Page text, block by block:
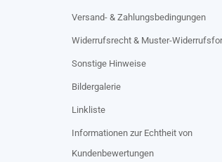
Versand- & Zahlungsbedingungen
Widerrufsrecht & Muster-
Sonstige Hinweise
Bildergalerie
Linkliste
Informationen zur Echtheit von
Kundenbewertungen